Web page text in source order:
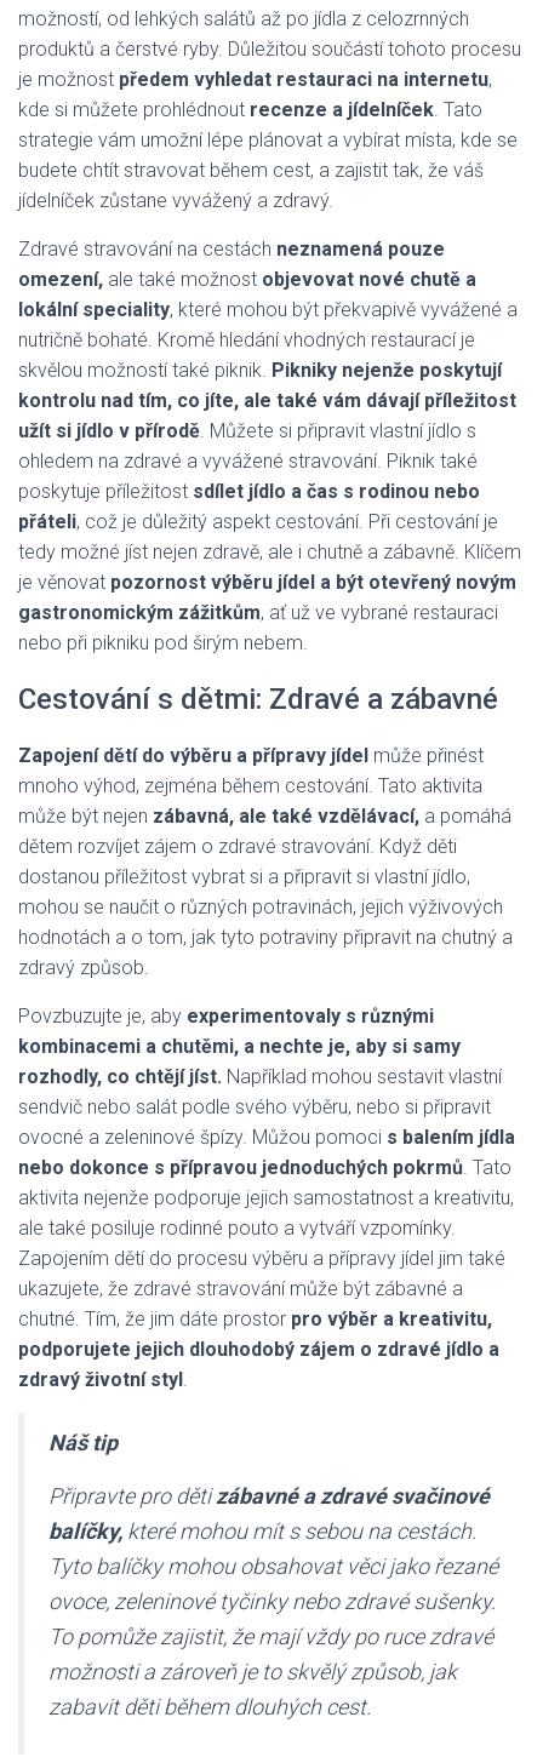
možností, od lehkých salátů až po jídla z celozrnných
produktů a čerstvé ryby. Důležitou součástí tohoto procesu
je možnost předem vyhledat restauraci na internetu,
kde si můžete prohlédnout recenze a jídelníček . Tato
strategie vám umožní lépe plánovat a vybírat místa, kde se
budete chtít stravovat během cest, a zajistit tak, že váš
jídelníček zůstane vyvážený a zdravý.
Zdravé stravování na cestách neznamená pouze
omezení, ale také možnost objevovat nové chutě a
lokální speciality, které mohou být překvapivě vyvážené a
nutričně bohaté. Kromě hledání vhodných restaurací je
skvělou možností také piknik. Pikniky nejenže poskytují
kontrolu nad tím, co jíte, ale také vám dávají příležitost
užít si jídlo v přírodě . Můžete si připravit vlastní jídlo s
ohledem na zdravé a vyvážené stravování. Piknik také
poskytuje příležitost sdílet jídlo a čas s rodinou nebo
přáteli, což je důležitý aspekt cestování. Při cestování je
tedy možné jíst nejen zdravě, ale i chutně a zábavně. Klíčem
je věnovat pozornost výběru jídel a být otevřený novým
gastronomickým zážitkům, ať už ve vybrané restauraci
nebo při pikniku pod širým nebem.
Cestování s dětmi: Zdravé a zábavné
Zapojení dětí do výběru a přípravy jídel může přinést
mnoho výhod, zejména během cestování. Tato aktivita
může být nejen zábavná, ale také vzdělávací, a pomáhá
dětem rozvíjet zájem o zdravé stravování. Když děti
dostanou příležitost vybrat si a připravit si vlastní jídlo,
mohou se naučit o různých potravinách, jejich výživových
hodnotách a o tom, jak tyto potraviny připravit na chutný a
zdravý způsob.
Povzbuzujte je, aby experimentovaly s různými
kombinacemi a chutěmi, a nechte je, aby si samy
rozhodly, co chtějí jíst. Například mohou sestavit vlastní
sendvič nebo salát podle svého výběru, nebo si připravit
ovocné a zeleninové špízy. Můžou pomoci s balením jídla
nebo dokonce s přípravou jednoduchých pokrmů . Tato
aktivita nejenže podporuje jejich samostatnost a kreativitu,
ale také posiluje rodinné pouto a vytváří vzpomínky.
Zapojením dětí do procesu výběru a přípravy jídel jim také
ukazujete, že zdravé stravování může být zábavné a
chutné. Tím, že jim dáte prostor pro výběr a kreativitu,
podporujete jejich dlouhodobý zájem o zdravé jídlo a
zdravý životní styl
Náš tip
Připravte pro dětizábavné a zdravé svačinové
balíčky, které mohou mít s sebou na cestách.
Tyto balíčky mohou obsahovat věci jako řezané
ovoce, zeleninové tyčinky nebo zdravé sušenky.
To pomůže zajistit, že mají vždy po ruce zdravé
možnosti a zároveň je to skvělý způsob, jak
zabavit děti během dlouhých cest.